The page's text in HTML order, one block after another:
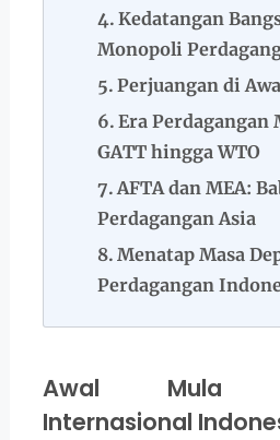
Kedatangan
Monopoli
Perjuangan di
Era Perdagangan
GATT hingga WTO
AFTA dan MEA:
Perdagangan Asia
Menatap Masa
Perdagangan
Awal Mula
Internasional